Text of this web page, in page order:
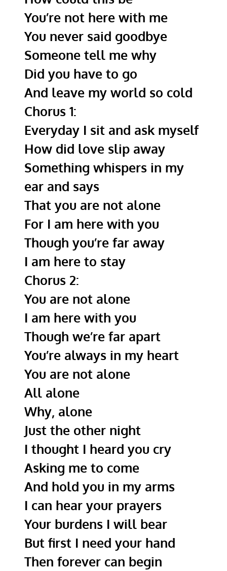
You’re not here with me
You never said goodbye
Someone tell me why
Did you have to go
And leave my world so cold
Chorus 1:
Everyday I sit and ask myself
How did love slip away
Something whispers in my
ear and says
That you are not alone
For I am here with you
Though you’re far away
I am here to stay
Chorus 2:
You are not alone
I am here with you
Though we’re far apart
You’re always in my heart
You are not alone
All alone
Why, alone
Just the other night
I thought I heard you cry
Asking me to come
And hold you in my arms
I can hear your prayers
Your burdens I will bear
But first I need your hand
Then forever can begin